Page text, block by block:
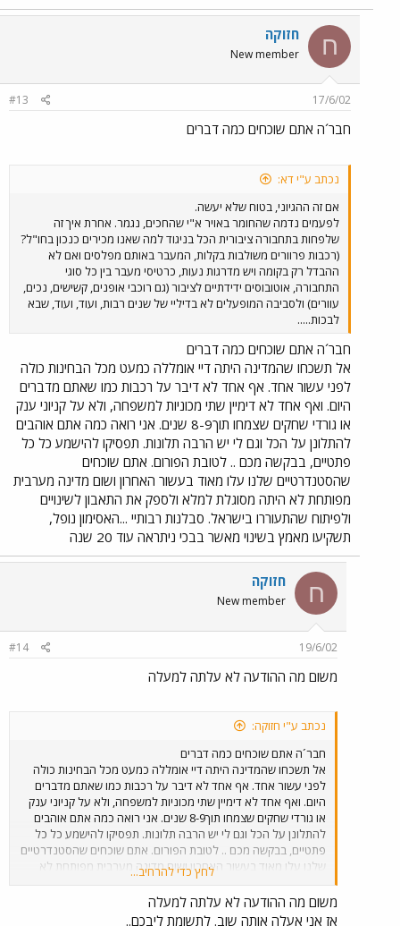
ח חזוקה
New member
17/6/02
#13
חבר´ה אתם שוכחים כמה דברים
נכתב ע"י דא:
אם זה ההגיוני, בטוח שלא יעשה.
לפעמים נדמה שהחומר באויר א"י שהחכים, נגמר. אחרת איך זה
שלפחות בתחבורה ציבורית הכל בניגוד למה שאנו מכירים כנכון בחו"ל?
(רכבות פרוורים משולבות בקלות, המעבר באותם מפלסים ואם לא
ההבדל רק בקומה ויש מדרגות נעות, כרטיסי מעבר בין כל סוגי
התחבורה, אוטובוסים ידידתיים לציבור (גם רוכבי אופנים, קשישים, נכים,
עוורים) ולסביבה המופעלים לא בדיליי של שנים רבות, ועוד, ועוד, שבא
לבכות.....
חבר´ה אתם שוכחים כמה דברים
אל תשכחו שהמדינה היתה דיי אומללה כמעט מכל הבחינות כולה
לפני עשור אחד. אף אחד לא דיבר על רכבות כמו שאתם מדברים
היום. ואף אחד לא דימיין שתי מכוניות למשפחה, ולא על קניוני ענק
או גורדי שחקים שצמחו תוך8-9 שנים. אני רואה כמה אתם אוהבים
להתלונן על הכל וגם לי יש הרבה תלונות. תפסיקו להישמע כל כל
פתטיים, בבקשה מכם .. לטובת הפורום. אתם שוכחים
שהסטנדרטיים שלנו עלו מאוד בעשור האחרון ושום מדינה מערבית
מפותחת לא היתה מסוגלת למלא ולספק את התאבון לשינויים
ולפיתוח שהתעוררו בישראל. סבלנות רבותיי ...האסימון נופל,
תשקיעו מאמץ בשינוי מאשר בבכי ניתראה עוד 20 שנה
ח חזוקה
New member
19/6/02
#14
משום מה ההודעה לא עלתה למעלה
נכתב ע"י חזוקה:
חבר´ה אתם שוכחים כמה דברים
אל תשכחו שהמדינה היתה דיי אומללה כמעט מכל הבחינות כולה
לפני עשור אחד. אף אחד לא דיבר על רכבות כמו שאתם מדברים
היום. ואף אחד לא דימיין שתי מכוניות למשפחה, ולא על קניוני ענק
או גורדי שחקים שצמחו תוך8-9 שנים. אני רואה כמה אתם אוהבים
להתלונן על הכל וגם לי יש הרבה תלונות. תפסיקו להישמע כל כל
פתטיים, בבקשה מכם .. לטובת הפורום. אתם שוכחים שהסטנדרטיים
שלנו עלו מאוד בעשור האחרון ושום מדינה מערבית מפותחת לא
היתה מסוגלת למלא ולספק את התאבון לשינויים ולפיתוח שהתעוררו
בישראל. סבלנות רבותיי ...האסימון נופל, תשקיעו מאמץ בשינוי
מאשר בבכי ניתראה עוד 20 שנה
לחץ כדי להרחיב...
משום מה ההודעה לא עלתה למעלה
אז אני אעלה אותה שוב. לתשומת ליבכם..